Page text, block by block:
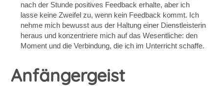
nach der Stunde positives Feedback erhalte, aber ich
lasse keine Zweifel zu, wenn kein Feedback kommt. Ich
nehme mich bewusst aus der Haltung einer Dienstleisterin
heraus und konzentriere mich auf das Wesentliche: den
Moment und die Verbindung, die ich im Unterricht schaffe.
Anfängergeist